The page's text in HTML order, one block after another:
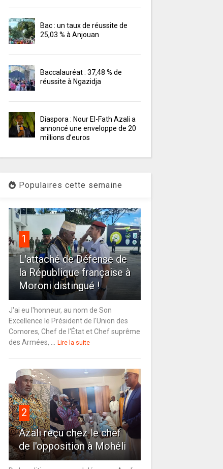
Bac : un taux de réussite de
25,03 % à Anjouan
Baccalauréat : 37,48 % de
réussite à Ngazidja
Diaspora : Nour El-Fath Azali a
annoncé une enveloppe de 20
millions d’euros
Populaires cette semaine
1
L'attaché de Défense de
la République française à
Moroni distingué !
J'ai eu l'honneur, au nom de Son
Excellence le Président de l'Union des
Comores, Chef de l'État et Chef suprême
des Armées, ...
Lire la suite
2
Azali reçu chez le chef
de l'opposition à Mohéli